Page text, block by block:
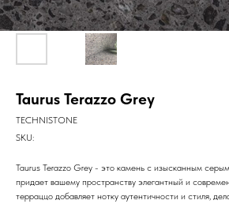
Taurus Terazzo Grey
TECHNISTONE
SKU:
Taurus Terazzo Grey - это камень с изысканным
придает вашему пространству элегантный и
терраццо добавляет нотку аутентичности и стиля,